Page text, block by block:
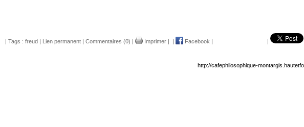
| Tags : freud | Lien permanent | Commentaires (0) | Imprimer | | Facebook | |
http://cafephilosophique-